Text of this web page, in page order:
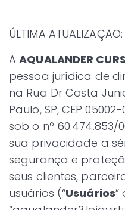
ÚLTIMA
AAQUALANDER
pessoa jurídica de
na Rua Dr Costa
Paulo, SP, CEP
sob o nº 60.474.853/
sua privacidade a
segurança e
seus clientes,
usuários (“Usuários”